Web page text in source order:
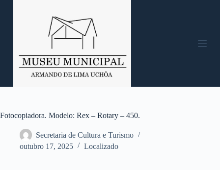
o
n
Fotocopiadora. Modelo: Rex – Rotary – 450.
Secretaria de Cultura e Turismo
outubro 17, 2025
Localizado